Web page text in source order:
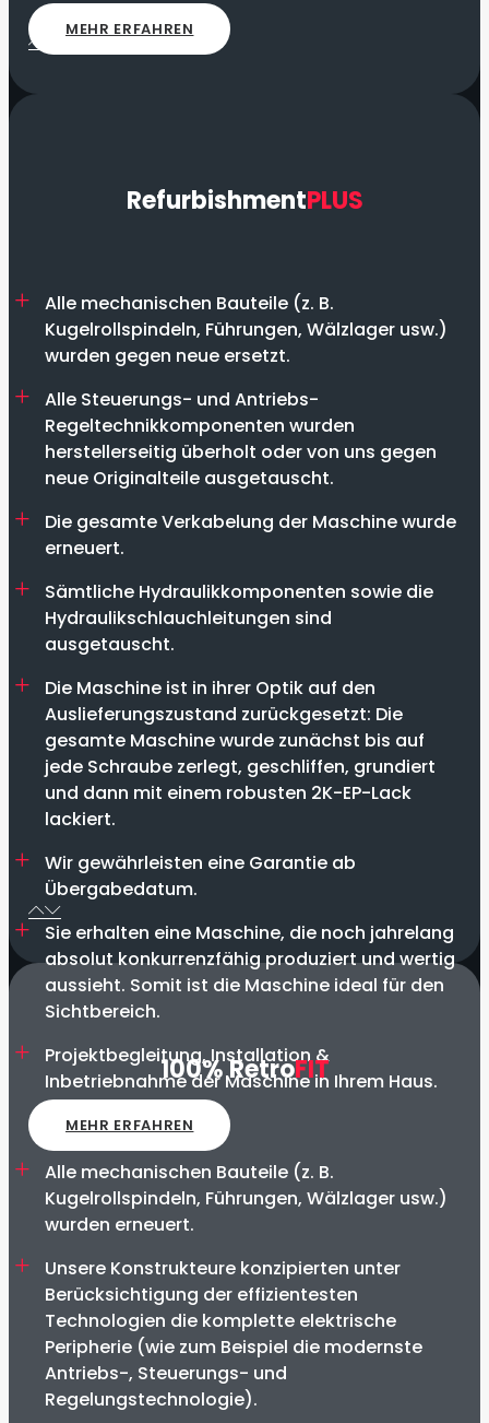
MEHR ERFAHREN
RefurbishmentPLUS
Alle mechanischen Bauteile (z. B.
Kugelrollspindeln, Führungen, Wälzlager usw.)
wurden gegen neue ersetzt.
Alle Steuerungs- und Antriebs-
Regeltechnikkomponenten wurden
herstellerseitig überholt oder von uns gegen
neue Originalteile ausgetauscht.
Die gesamte Verkabelung der Maschine wurde
erneuert.
Sämtliche Hydraulikkomponenten sowie die
Hydraulikschlauchleitungen sind
ausgetauscht.
Die Maschine ist in ihrer Optik auf den
Auslieferungszustand zurückgesetzt: Die
gesamte Maschine wurde zunächst bis auf
jede Schraube zerlegt, geschliffen, grundiert
und dann mit einem robusten 2K-EP-Lack
lackiert.
Wir gewährleisten eine Garantie ab
Übergabedatum.
Sie erhalten eine Maschine, die noch jahrelang
absolut konkurrenzfähig produziert und wertig
aussieht. Somit ist die Maschine ideal für den
Sichtbereich.
Projektbegleitung, Installation &
Inbetriebnahme der Maschine in Ihrem Haus.
MEHR ERFAHREN
100% RetroFIT
Alle mechanischen Bauteile (z. B.
Kugelrollspindeln, Führungen, Wälzlager usw.)
wurden erneuert.
Unsere Konstrukteure konzipierten unter
Berücksichtigung der effizientesten
Technologien die komplette elektrische
Peripherie (wie zum Beispiel die modernste
Antriebs-, Steuerungs- und
Regelungstechnologie).